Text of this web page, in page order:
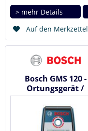
> mehr Details
Auf den Merkzettel
Bosch GMS 120 -
Ortungsgerät /
Multidetektor